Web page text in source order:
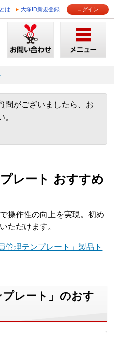
は 大塚ID新規登録 ログイン
問がございましたら、お
レート おすすめ
操作性の向上を実現。初め
ただけます。
管理テンプレート」製品ト
プレート」のおす